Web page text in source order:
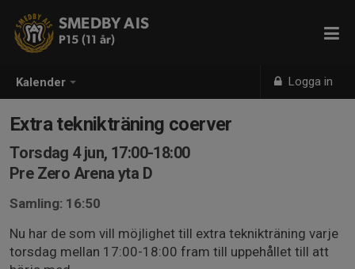
Kalender Logga in
SMEDBY AIS
P15 (11 år)
Extra teknikträning coerver
Torsdag 4 jun, 17:00-18:00
Pre Zero Arena yta D
Samling: 16:50
Nu har de som vill möjlighet till extra teknikträning varje
torsdag mellan 17:00-18:00 fram till uppehållet till att